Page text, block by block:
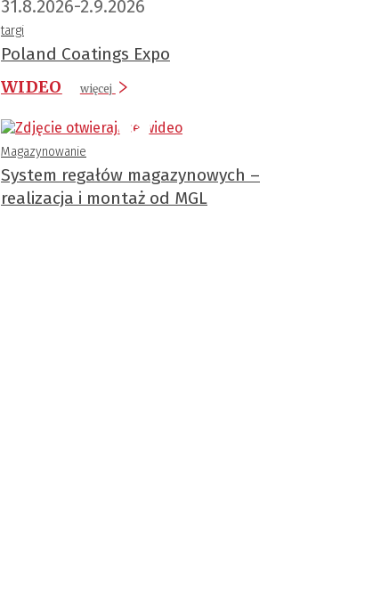
31.8.2026-2.9.2026
targi
Poland Coatings Expo
WIDEO
więcej
Magazynowanie
System regałów magazynowych –
realizacja i montaż od MGL